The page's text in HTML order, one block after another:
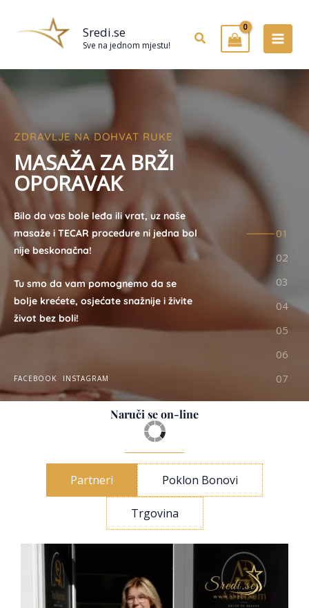
Sredi.se
Sve na jednom mjestu! Pretraživanje
ZDRAVLJE NA DOHVAT RUKE
MASAŽA ZA BRŽI
OPORAVAK
Bilo da vas bole leđa ili vrat, uz naše
masaže i TECAR procedure ni jedna bol
nije beskonačna!
Tu smo da vam pomognemo da se
bolje krećete, osjećate snažnije i živite
život bez boli!
FACEBOOK INSTAGRAM
Naruči se on-line
Partneri Poklon Bonovi
Trgovina